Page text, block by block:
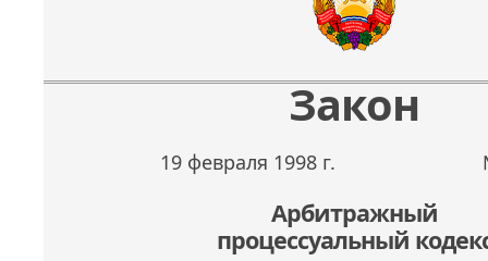
Закон
19 февраля 1998 г.
Арбитражный
процессуальный